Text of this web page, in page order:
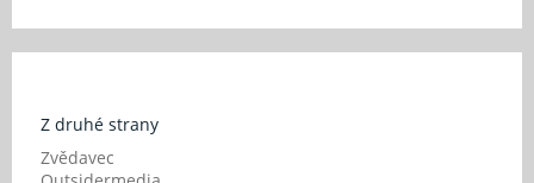
Z druhé strany
Zvědavec